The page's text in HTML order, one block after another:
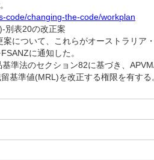
code/changing-the-code/workplan
別表20の改正案
について、これらがオーストラリア
に通知した。
準法のセクション82に基づき、
基準値(MRL)を改正する権限を有す